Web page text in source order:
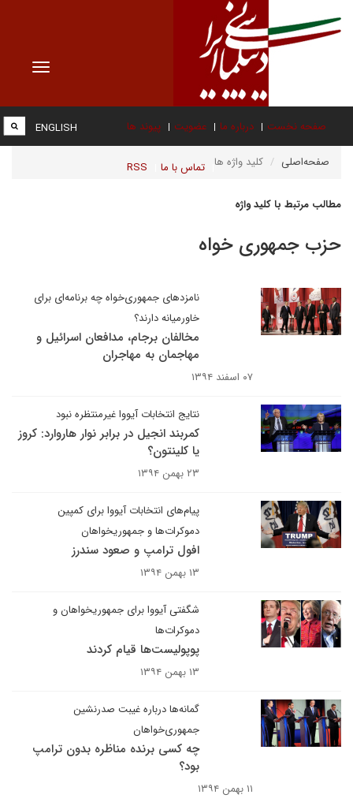
Toggle
صفحه نخست درباره ما عضویت پیوند ها
تماس با ما RSS
ENGLISH
صفحه‌اصلی کلید واژه ها
مطالب مرتبط با کلید واژه
حزب جمهوری خواه
نامزدهای جمهوری‌‌خواه چه برنامه‌ای برای
خاورمیانه دارند؟
مخالفان برجام، مدافعان اسرائیل و
مهاجمان به مهاجران
۰۷ اسفند ۱۳۹۴
نتایج انتخابات آیووا غیرمنتظره نبود
کمربند انجیل در برابر نوار هاروارد: کروز
یا کلینتون؟
۲۳ بهمن ۱۳۹۴
پیام‌های انتخابات آیووا برای کمپین‌
دموکرات‌ها و جمهوریخواهان
افول ترامپ و صعود سندرز
۱۳ بهمن ۱۳۹۴
شگفتی آیووا برای جمهوریخواهان و
دموکرات‌ها
پوپولیست‌ها قیام کردند
۱۳ بهمن ۱۳۹۴
گمانه‌ها درباره غیبت صدرنشین
جمهوری‌خواهان
چه کسی برنده مناظره بدون ترامپ
بود؟
۱۱ بهمن ۱۳۹۴